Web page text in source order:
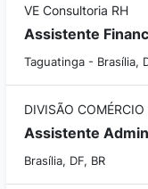
VE Consultoria RH
Assistente
Taguatinga - Brasília,
Brasília, DF, BR